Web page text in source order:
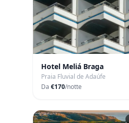
Hotel Meliá Braga
Praia Fluvial de Adaúfe
Da €170/notte